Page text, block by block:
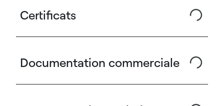
Certificats
Documentation commerciale